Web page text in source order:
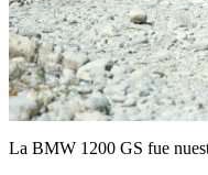
La BMW 1200 GS fue